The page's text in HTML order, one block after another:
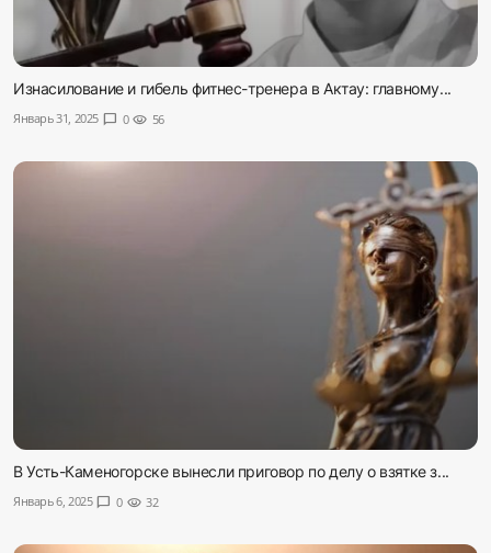
Изнасилование и гибель фитнес-тренера в Актау: главному...
Январь 31, 2025 chat_bubble 0 visibility 56
В Усть-Каменогорске вынесли приговор по делу о взятке з...
Январь 6, 2025 chat_bubble 0 visibility 32